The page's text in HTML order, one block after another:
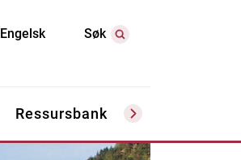
Engelsk Søk
Ressursbank